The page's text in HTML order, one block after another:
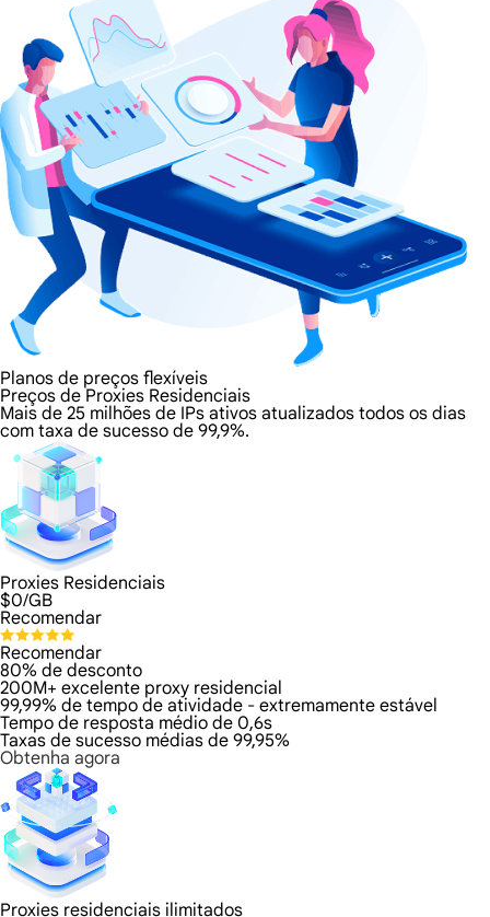
Planos de preços flexíveis
Preços de Proxies Residenciais
Mais de 25 milhões de IPs ativos atualizados todos os dias
com taxa de sucesso de 99,9%.
Proxies Residenciais
$0/GB
Recomendar
Recomendar
80% de desconto
200M+ excelente proxy residencial
99,99% de tempo de atividade - extremamente estável
Tempo de resposta médio de 0,6s
Taxas de sucesso médias de 99,95%
Obtenha agora
Proxies residenciais ilimitados